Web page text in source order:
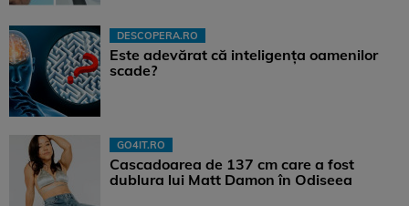
DESCOPERA.RO
Este adevărat că inteligența oamenilor
scade?
GO4IT.RO
Cascadoarea de 137 cm care a fost
dublura lui Matt Damon în Odiseea